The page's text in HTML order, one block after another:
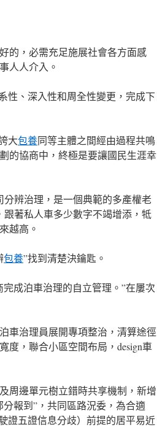
的，必需充足施展社會各方面感
人人介入。
性、深入性和周全性變更，完成下
大包養同等主體之間經由過程共鳴
的協商中，終極是要讓國民生涯幸
辨治理，是一個典範的多產權老
跟著私人車多少數字不竭增添，牴
越高。
包養”找到清楚決鑰匙。
成泊車治理的自立管理。”在屢次
車治理員展開專項整治，清算途徑
度，聯合小區空間布局，design車
周邊單元樹立錯時共享機制，新增
報到”，共同區路況委，為合適
證五證信息分歧）前提的居平易近